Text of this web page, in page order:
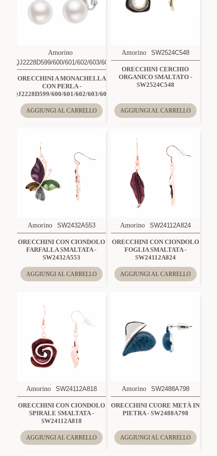
Amorino
QJ2228D599/600/601/602/603/604
ORECCHINI A MONACHELLA
CON PERLA -
QJ2228D599/600/601/602/603/604
AGGIUNGI AL CARRELLO
Amorino SW2524C548
ORECCHINI CERCHIO
ORGANICO SMALTATO -
SW2524C548
AGGIUNGI AL CARRELLO
Amorino SW2432A553
ORECCHINI CON CIONDOLO
FARFALLA SMALTATA -
SW2432A553
AGGIUNGI AL CARRELLO
Amorino SW24112A824
ORECCHINI CON CIONDOLO
FOGLIA SMALTATA -
SW24112A824
AGGIUNGI AL CARRELLO
Amorino SW24112A818
ORECCHINI CON CIONDOLO
SPIRALE SMALTATA -
SW24112A818
AGGIUNGI AL CARRELLO
Amorino SW2488A798
ORECCHINI CUORE METÀ IN
PIETRA - SW2488A798
AGGIUNGI AL CARRELLO